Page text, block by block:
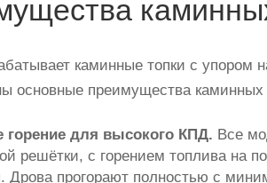
каминные топки с упором
основные преимущества каминных
горение для высокого КПД. Все
решётки, с горением топлива на
Дрова прогорают полностью с